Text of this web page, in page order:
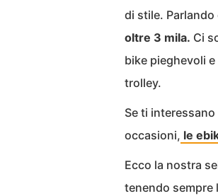
di stile. Parlando
oltre 3 mila. Ci
bike pieghevoli
trolley.
Se ti
occasioni, le
Ecco la nostra
tenendo sempre